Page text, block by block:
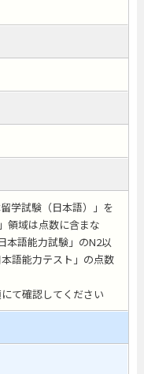
学試験（日本語）」を
領域は点数に含まな
本語能力試験」のN2以
語能力テスト」の点数
て確認してください